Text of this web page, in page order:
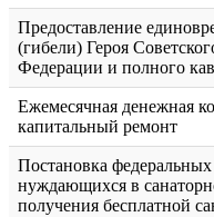
Предоставление
(гибели) Героя
Федерации и полного
Ежемесячная денежная
капитальный ремонт
Постановка
нуждающихся в
получения бесплатной